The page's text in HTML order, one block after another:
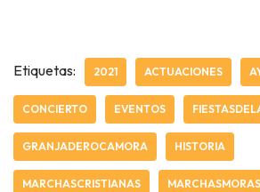
Etiquetas: 2021 ACTUACIONES
CONCIERTO EVENTOS
GRANJADEROCAMORA HISTORIA
MARCHASCRISTIANAS MARCHASMORAS